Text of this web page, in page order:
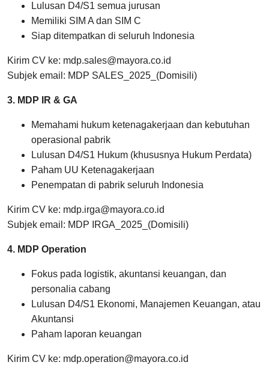
Lulusan D4/S1 semua jurusan
Memiliki SIM A dan SIM C
Siap ditempatkan di seluruh Indonesia
Kirim CV ke: mdp.sales@mayora.co.id
Subjek email: MDP SALES_2025_(Domisili)
3. MDP IR & GA
Memahami hukum ketenagakerjaan dan kebutuhan
operasional pabrik
Lulusan D4/S1 Hukum (khususnya Hukum Perdata)
Paham UU Ketenagakerjaan
Penempatan di pabrik seluruh Indonesia
Kirim CV ke: mdp.irga@mayora.co.id
Subjek email: MDP IRGA_2025_(Domisili)
4. MDP Operation
Fokus pada logistik, akuntansi keuangan, dan
personalia cabang
Lulusan D4/S1 Ekonomi, Manajemen Keuangan, atau
Akuntansi
Paham laporan keuangan
Kirim CV ke: mdp.operation@mayora.co.id